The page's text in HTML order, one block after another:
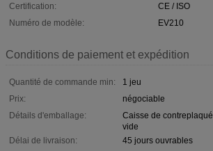
Certification:
CE / ISO
Numéro de modèle:
EV210
Conditions de paiement et expédition
Quantité de commande min:
1 jeu
Prix:
négociable
Détails d'emballage:
Caisse de
vide
Délai de livraison:
45 jours ouvrables